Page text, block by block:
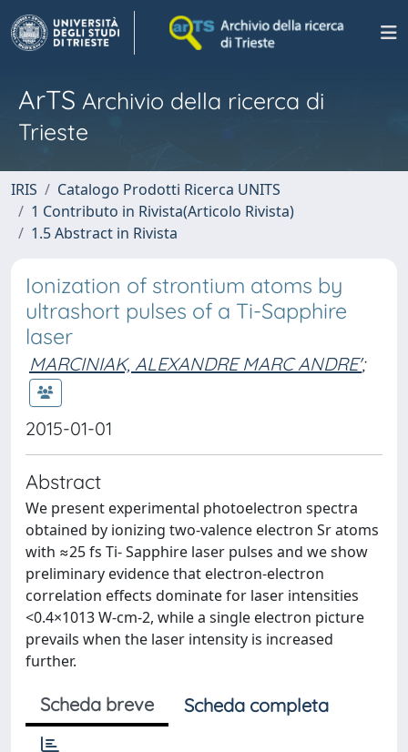
ArTS Archivio della ricerca di
Trieste
IRIS
Catalogo Prodotti Ricerca UNITS
1 Contributo in Rivista(Articolo Rivista)
1.5 Abstract in Rivista
Ionization of strontium atoms by
ultrashort pulses of a Ti-Sapphire
laser
MARCINIAK, ALEXANDRE MARC ANDRE';
2015-01-01
Abstract
We present experimental photoelectron spectra
obtained by ionizing two-valence electron Sr atoms
with ≈25 fs Ti- Sapphire laser pulses and we show
preliminary evidence that electron-electron
correlation effects dominate for laser intensities
<0.4×1013 W-cm-2, while a single electron picture
prevails when the laser intensity is increased
further.
Scheda breve Scheda completa